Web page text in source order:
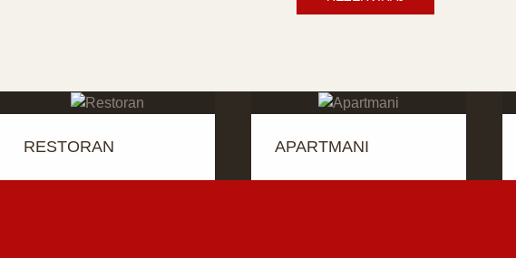
RESTORAN APARTMANI